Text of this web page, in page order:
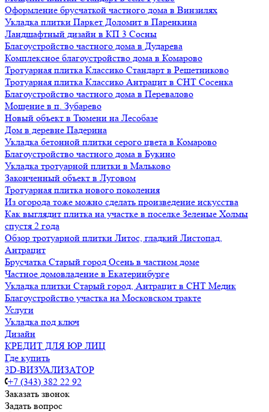
Оформление брусчаткой частного дома в Винзилях
Укладка плитки Паркет Доломит в Паренкина
Ландшафтный дизайн в КП 3 Сосны
Благоустройство частного дома в Дударева
Комплексное благоустройство дома в Комарово
Тротуарная плитка Классико Стандарт в Решетниково
Тротуарная плитка Классико Антрацит в СНТ Сосенка
Благоустройство частного дома в Перевалово
Мощение в п. Зубарево
Новый объект в Тюмени на Лесобазе
Дом в деревне Падерина
Укладка бетонной плитки серого цвета в Комарово
Благоустройство частного дома в Букино
Укладка тротуарной плитки в Мальково
Законченный объект в Луговом
Тротуарная плитка нового поколения
Из огорода тоже можно сделать произведение искусства
Как выглядит плитка на участке в поселке Зеленые Холмы
спустя 2 года
Обзор тротуарной плитки Литос, гладкий Листопад,
Антрацит
Брусчатка Старый город Осень в частном доме
Частное домовладение в Екатеринбурге
Укладка плитки Старый город, Антрацит в СНТ Медик
Благоустройство участка на Московском тракте
Услуги
Укладка под ключ
Дизайн
КРЕДИТ ДЛЯ ЮР ЛИЦ
Где купить
3D-ВИЗУАЛИЗАТОР
+7 (343) 382 22 92
Заказать звонок
Задать вопрос